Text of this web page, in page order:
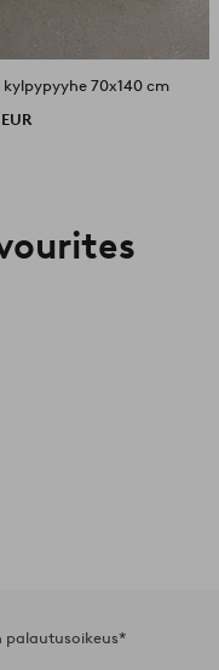
kylpypyyhe 70x140 cm
palautusoikeus*